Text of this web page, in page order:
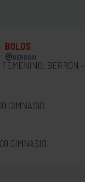
BOLOS
BERRÓN
FEMENINO: BERRÓN –
GIMNASIO
GIMNASIO